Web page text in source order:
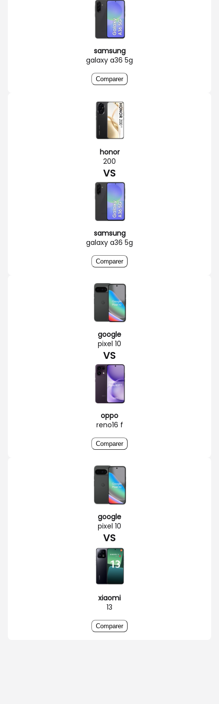
samsung
galaxy a36 5g
Comparer
honor
200
VS
samsung
galaxy a36 5g
Comparer
google
pixel 10
VS
oppo
reno16 f
Comparer
google
pixel 10
VS
xiaomi
13
Comparer